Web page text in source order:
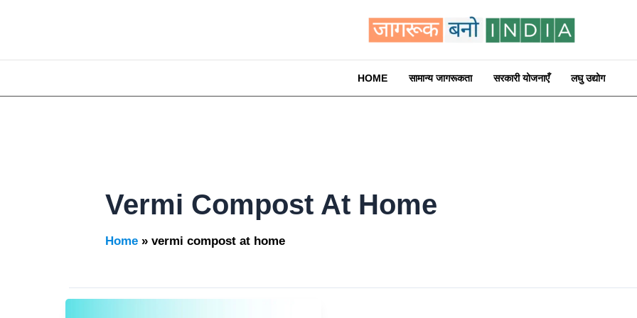
HOME सामान्य जागरूकता सरकारी योजनाएँ लघु उद्योग
Vermi Compost At Home
Home vermi compost at home